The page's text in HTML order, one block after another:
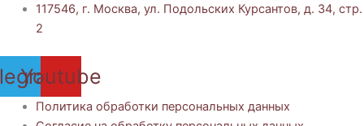
117546, г. Москва, ул. Подольских Курсантов, д. 34, стр.
2
Youtube
Политика обработки персональных данных